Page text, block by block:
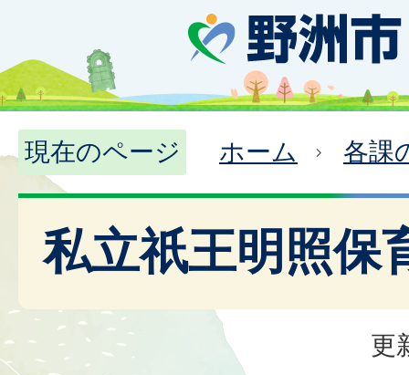
現在のページ ホーム 各課
私立祇王明照保
更